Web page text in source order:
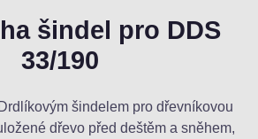
šindel pro DDS
33/190
Drdlíkovým šindelem pro